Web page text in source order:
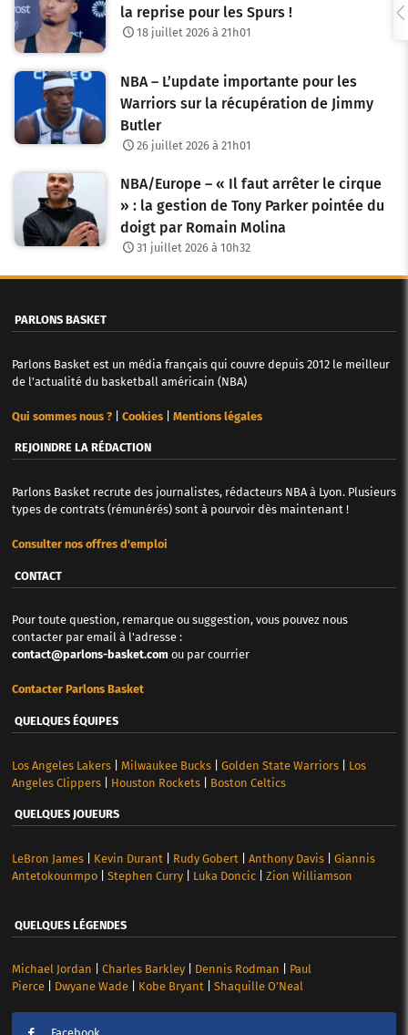
la reprise pour les Spurs !
18 juillet 2026 à 21h01
NBA – L’update importante pour les
Warriors sur la récupération de Jimmy
Butler
26 juillet 2026 à 21h01
NBA/Europe – « Il faut arrêter le cirque
» : la gestion de Tony Parker pointée du
doigt par Romain Molina
31 juillet 2026 à 10h32
PARLONS BASKET
Parlons Basket est un média français qui couvre depuis 2012 le meilleur
de l'actualité du basketball américain (NBA)
Qui sommes nous ?| Cookies| Mentions légales
REJOINDRE LA RÉDACTION
Parlons Basket recrute des journalistes, rédacteurs NBA à Lyon. Plusieurs
types de contrats (rémunérés) sont à pourvoir dès maintenant !
Consulter nos offres d'emploi
CONTACT
Pour toute question, remarque ou suggestion, vous pouvez nous
contacter par email à l'adresse :
contact@parlons-basket.com ou par courrier
Contacter Parlons Basket
QUELQUES ÉQUIPES
Los Angeles Lakers| Milwaukee Bucks| Golden State Warriors| Los
Angeles Clippers| Houston Rockets| Boston Celtics
QUELQUES JOUEURS
LeBron James| Kevin Durant| Rudy Gobert| Anthony Davis| Giannis
Antetokounmpo| Stephen Curry| Luka Doncic| Zion Williamson
QUELQUES LÉGENDES
Michael Jordan Charles Barkley| Dennis Rodman
Paul
Pierce| Dwyane Wade| Kobe Bryant| Shaquille O’Neal